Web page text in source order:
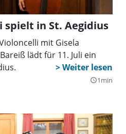
spielt in St. Aegidius
mit Gisela
lädt für 11. Juli ein
query_builder1min